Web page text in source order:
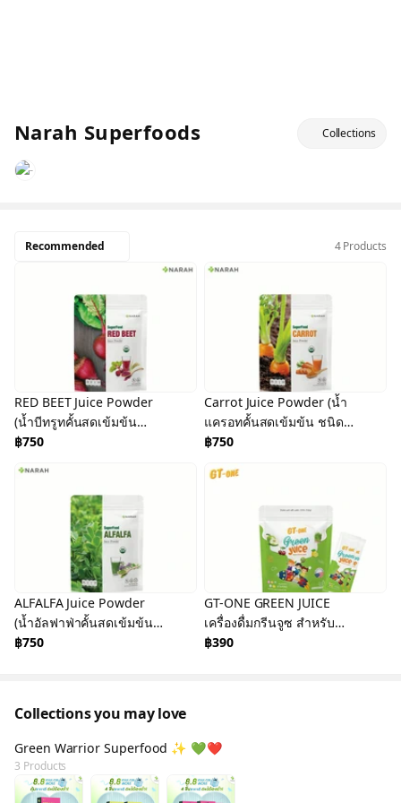
Narah Superfoods Collections
Recommended 4 Products
RED BEET Juice Powder
(น้ำบีทรูทคั้นสดเข้มข้น
ชนิดผง) ขนาด 30 กรัม
฿750
Carrot Juice Powder (น้ำ
แครอทคั้นสดเข้มข้น ชนิด
ผง) ขนาด 30 กรัม
฿750
ALFALFA Juice Powder
(น้ำอัลฟาฟ่าคั้นสดเข้มข้น
ชนิดผง) ขนาด 30 กรัม
฿750
GT-ONE GREEN JUICE
เครื่องดื่มกรีนจูซ สำหรับ
เด็กทานผักยาก มีวิตามินสูง
฿390
Collections you may love
Green Warrior Superfood ✨ 💚❤️
3 Products